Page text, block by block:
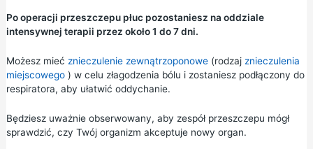
Po operacji przeszczepu płuc pozostaniesz na oddziale
intensywnej terapii przez około 1 do 7 dni.
Możesz mieć znieczulenie zewnątrzoponowe(rodzaj znieczulenia
miejscowego) w celu złagodzenia bólu i zostaniesz podłączony do
respiratora, aby ułatwić oddychanie.
Będziesz uważnie obserwowany, aby zespół przeszczepu mógł
sprawdzić, czy Twój organizm akceptuje nowy organ.